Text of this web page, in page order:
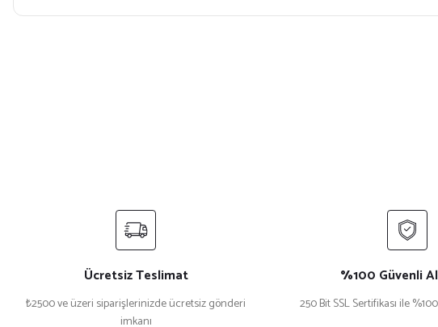
Bu ürüne benzer farklı alternatifler olmalı.
Ücretsiz Teslimat
₺2500 ve üzeri siparişlerinizde ücretsiz gönderi
imkanı
%100 Güvenli
250 Bit SSL Sertifikası ile